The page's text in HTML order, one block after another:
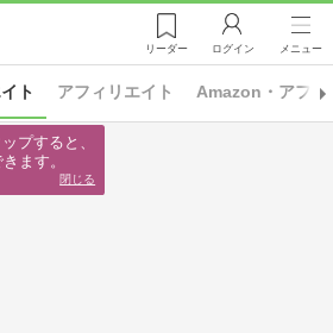
リーダー ログイン メニュー
アフィリエイト Amazon・アフィ
ト
プすると、
ます。
閉じる